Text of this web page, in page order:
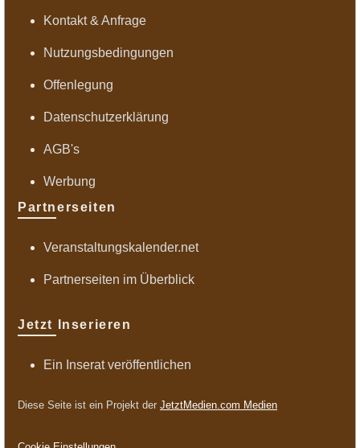
Kontakt & Anfrage
Nutzungsbedingungen
Offenlegung
Datenschutzerklärung
AGB's
Werbung
Partnerseiten
Veranstaltungskalender.net
Partnerseiten im Überblick
Jetzt Inserieren
Ein Inserat veröffentlichen
Diese Seite ist ein Projekt der JetztMedien.com Medien